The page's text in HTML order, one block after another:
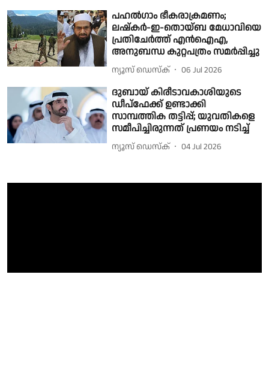
പഹല്‍ഗാം ഭീകരാക്രമണം;
ലഷ്കർ-ഇ-തൊയ്ബ മേധാവിയെ
പ്രതിചേര്‍ത്ത് എന്‍ഐഎ,
അനുബന്ധ കുറ്റപത്രം സമർപ്പിച്ചു
ന്യൂസ് ഡെസ്ക് 06 Jul 2026
ദുബായ് കിരീടാവകാശിയുടെ
ഡീപ്ഫേക്ക് ഉണ്ടാക്കി
സാമ്പത്തിക തട്ടിപ്പ്; യുവതികളെ
സമീപിച്ചിരുന്നത് പ്രണയം നടിച്ച്
ന്യൂസ് ഡെസ്ക് 04 Jul 2026